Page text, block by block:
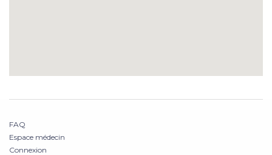
FAQ
Espace médecin
Connexion